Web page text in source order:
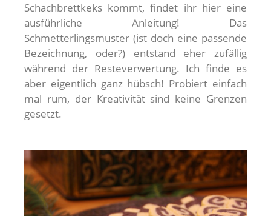
Schachbrettkeks kommt, findet ihr hier eine
ausführliche Anleitung! Das
Schmetterlingsmuster (ist doch eine passende
Bezeichnung, oder?) entstand eher zufällig
während der Resteverwertung. Ich finde es
aber eigentlich ganz hübsch! Probiert einfach
mal rum, der Kreativität sind keine Grenzen
gesetzt.